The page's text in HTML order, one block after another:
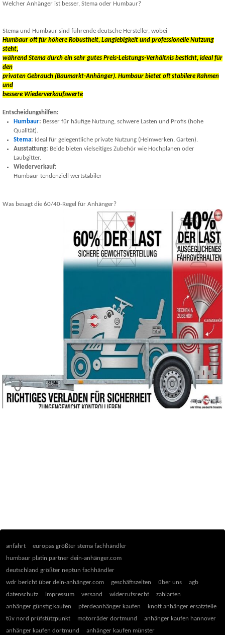
Welcher Anhänger ist besser, Stema oder Humbaur?
Stema und Humbaur sind führende deutsche Hersteller, wobei
Humbaur oft für höhere Robustheit, Langlebigkeit und professionelle Nutzung
steht,
während Stema durch ein sehr gutes Preis-Leistungs-Verhältnis besticht, ideal für
den
privaten Gebrauch (Baumarkt-Anhänger). Humbaur bietet oft stabilere Rahmen
und
bessere Wiederverkaufswerte
Entscheidungshilfen:
Humbaur: Besser für häufige Nutzung, schwere Lasten und Profis (hohe
Qualität).
Stema: Ideal für gelegentliche private Nutzung (Heimwerken, Garten).
Ausstattung: Beide bieten vielseitiges Zubehör wie Hochplanen oder
Laubgitter.
Wiederverkauf:
Humbaur tendenziell wertstabiler
Was besagt die 60/40-Regel für Anhänger?
anfahrt
europas größter stema fachhändler
humbaur platin partner dein-anhänger.com
deutschland größter neptun fachhändler
wdr bericht über dein-anhänger.com
geschäftszeiten über uns
agb
datenschutz
impressum versand widerrufsrecht
zahlarten
anhänger günstig kaufen
pferdeanhänger kaufen
knott anhänger ersatzteile
tüv nord prüfstützpunkt
motorräder dortmund
anhänger kaufen hannover
anhänger kaufen dortmund
anhänger kaufen münster